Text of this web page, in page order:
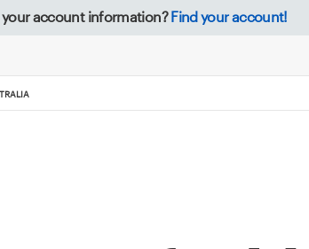
your account information? Find your account!